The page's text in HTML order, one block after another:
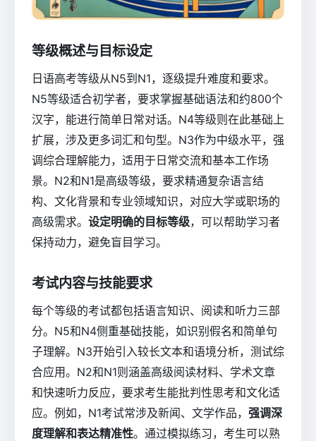
等级概述与目标设定
日语高考等级从N5到N1，逐级提升难度和要求。
N5等级适合初学者，要求掌握基础语法和约800个
汉字，能进行简单日常对话。N4等级则在此基础上
扩展，涉及更多词汇和句型。N3作为中级水平，强
调综合理解能力，适用于日常交流和基本工作场
景。N2和N1是高级等级，要求精通复杂语言结
构、文化背景和专业领域知识，对应大学或职场的
高级需求。 设定明确的目标等级，可以帮助学习者
保持动力，避免盲目学习。
考试内容与技能要求
每个等级的考试都包括语言知识、阅读和听力三部
分。N5和N4侧重基础技能，如识别假名和简单句
子理解。N3开始引入较长文本和语境分析，测试综
合应用。N2和N1则涵盖高级阅读材料、学术文章
和快速听力反应，要求考生能批判性思考和文化适
应。例如，N1考试常涉及新闻、文学作品， 强调深
度理解和表达精准性。通过模拟练习，考生可以熟